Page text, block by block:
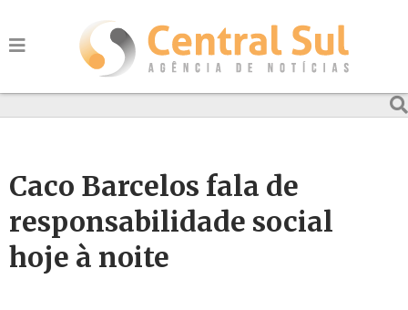
Caco Barcelos fala de
responsabilidade social
hoje à noite